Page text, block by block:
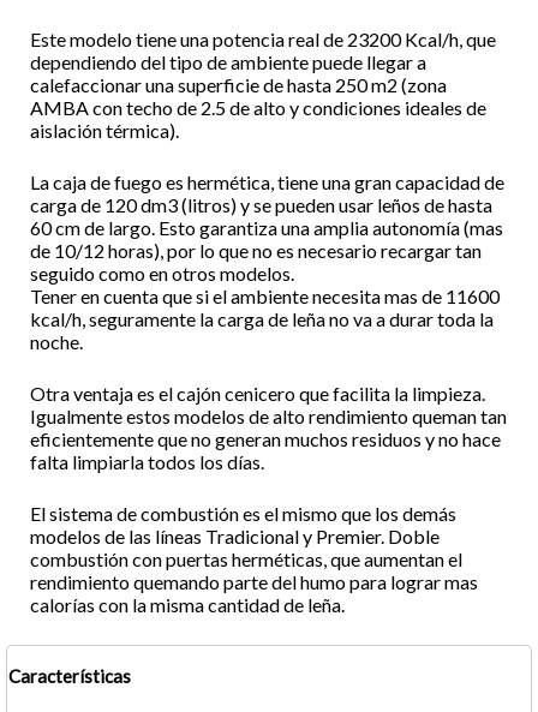
Este modelo tiene una potencia real de 23200 Kcal/h, que
dependiendo del tipo de ambiente puede llegar a
calefaccionar una superficie de hasta 250 m2 (zona
AMBA con techo de 2.5 de alto y condiciones ideales de
aislación térmica).
La caja de fuego es hermética, tiene una gran capacidad de
carga de 120 dm3 (litros) y se pueden usar leños de hasta
60 cm de largo. Esto garantiza una amplia autonomía (mas
de 10/12 horas), por lo que no es necesario recargar tan
seguido como en otros modelos.
Tener en cuenta que si el ambiente necesita mas de 11600
kcal/h, seguramente la carga de leña no va a durar toda la
noche.
Otra ventaja es el cajón cenicero que facilita la limpieza.
Igualmente estos modelos de alto rendimiento queman tan
eficientemente que no generan muchos residuos y no hace
falta limpiarla todos los días.
El sistema de combustión es el mismo que los demás
modelos de las líneas Tradicional y Premier. Doble
combustión con puertas herméticas, que aumentan el
rendimiento quemando parte del humo para lograr mas
calorías con la misma cantidad de leña.
Características